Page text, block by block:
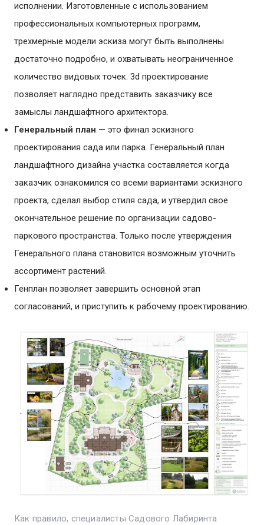
исполнении. Изготовленные с использованием
профессиональных компьютерных программ,
трехмерные модели эскиза могут быть выполнены
достаточно подробно, и охватывать неограниченное
количество видовых точек. 3d проектирование
позволяет наглядно представить заказчику все
замыслы ландшафтного архитектора.
Генеральный план — это финал эскизного
проектирования сада или парка. Генеральный план
ландшафтного дизайна участка составляется когда
заказчик ознакомился со всеми вариантами эскизного
проекта, сделал выбор стиля сада, и утвердил свое
окончательное решение по организации садово-
паркового пространства. Только после утверждения
Генерального плана становится возможным уточнить
ассортимент растений.
Генплан позволяет завершить основной этап
согласований, и приступить к рабочему проектированию.
Как правило, специалисты Садового Лабиринта